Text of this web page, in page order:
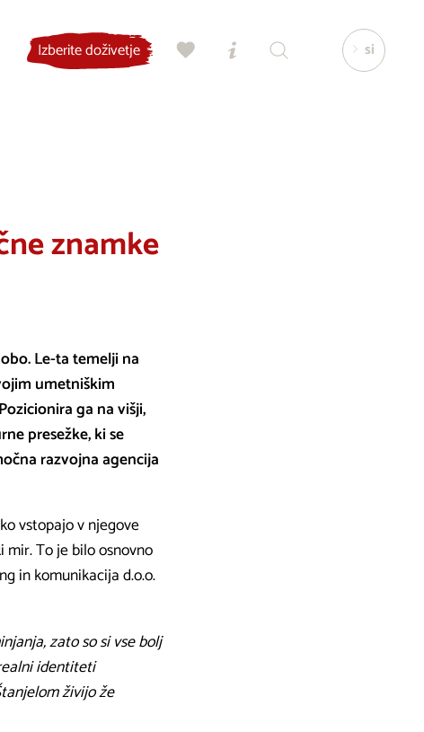
Izberite doživetje si
znamke
Le-ta temelji na
umetniškim
ga na višji,
presežke, ki se
razvojna agencija
vstopajo v njegove
To je bilo osnovno
in komunikacija d.o.o.
zato so si vse bolj
identiteti
živijo že